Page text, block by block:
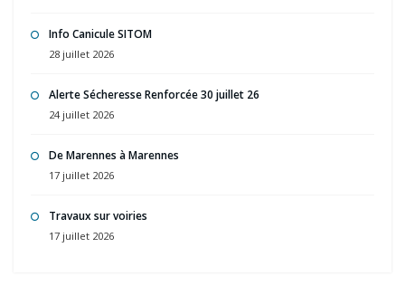
Info Canicule SITOM
28 juillet 2026
Alerte Sécheresse Renforcée 30 juillet 26
24 juillet 2026
De Marennes à Marennes
17 juillet 2026
Travaux sur voiries
17 juillet 2026